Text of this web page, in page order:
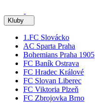
Kluby
1.FC Slovácko
AC Sparta Praha
Bohemians Praha 1905
FC Baník Ostrava
FC Hradec Králové
FC Slovan Liberec
FC Viktoria Plzeň
FC Zbrojovka Brno